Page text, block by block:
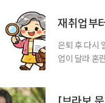
재취업부
은퇴 후 다시
업이 달라 혼
준비부터 구